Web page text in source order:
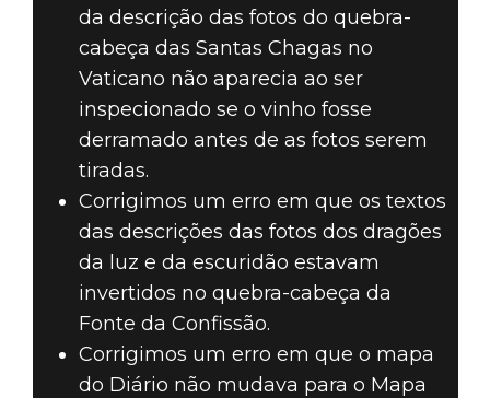
da descrição das fotos do quebra-
cabeça das Santas Chagas no
Vaticano não aparecia ao ser
inspecionado se o vinho fosse
derramado antes de as fotos serem
tiradas.
Corrigimos um erro em que os textos
das descrições das fotos dos dragões
da luz e da escuridão estavam
invertidos no quebra-cabeça da
Fonte da Confissão.
Corrigimos um erro em que o mapa
do Diário não mudava para o Mapa